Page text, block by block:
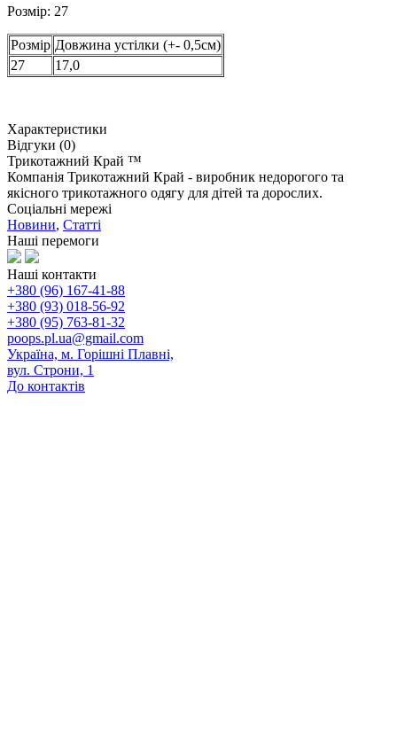
Розмір: 27
Розмір Довжина устілки (+- 0,5см)
27
17,0
Характеристики
Відгуки (0)
Трикотажний Край ™
Компанія Трикотажний Край - виробник недорогого та
якісного трикотажного одягу для дітей та дорослих.
Соціальні мережі
Новини, Статті
Наші перемоги
Наші контакти
+380 (96) 167-41-88
+380 (93) 018-56-92
+380 (95) 763-81-32
poops.pl.ua@gmail.com
Україна, м. Горішні Плавні,
вул. Строни, 1
До контактів